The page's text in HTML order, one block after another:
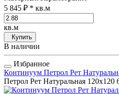
5 845 ₽ * кв.м
кв.м
Купить
В наличии
Избранное
Континуум Петрол Рет
Петрол Рет Натуральная 120x120